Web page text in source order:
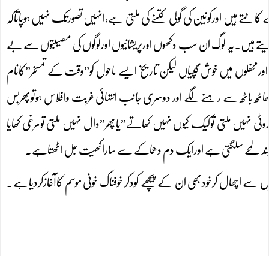
ہیں اورکونین کی گولی کتنے کی ملتی ہے،انہیں تصورتک نہیں ہوپاتاکہ
ہیں۔یہ لوگ ان سب دکھوں اورپریشانیوں اورلوگوں کی مصیبتوں سے بے
میں خوش گپیاں لیکن تاریخ ایسے ماحول کو”وقت کے تمسخر”کانام
باٹھ سے رہنے لگے اور دوسری جانب انتہائی غربت وافلاس ہوتوپھربس
نہیں ملتی توکیک کیوں نہیں کھاتے”یاپھر”دال نہیں ملتی تومرغی کھایا
لمحے سلگتی ہے اورایک دم دھماکے سے ساراکھیت جل اٹھتاہے۔
کرخودبھی ان کے پیچھے کودکر خوفناک خونی موسم کاآغازکردیاہے۔